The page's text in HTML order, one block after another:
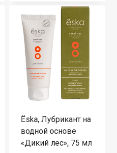
Ёska, Лубрикант на
водной основе
«Дикий лес», 75 мл